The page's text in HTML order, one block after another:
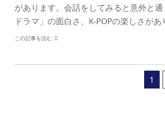
があります。会話をしてみると意外と
ドラマ」の面白さ、K-POPの楽しさが
この記事を読む
1